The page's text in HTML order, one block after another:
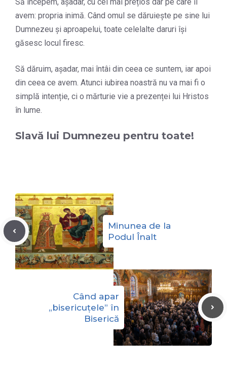
avem: propria inimă. Când omul se dăruiește pe sine lui
Dumnezeu și aproapelui, toate celelalte daruri își
găsesc locul firesc.
Să dăruim, așadar, mai întâi din ceea ce suntem, iar apoi
din ceea ce avem. Atunci iubirea noastră nu va mai fi o
simplă intenție, ci o mărturie vie a prezenței lui Hristos
în lume.
Slavă lui Dumnezeu pentru toate!
Minunea de la
Podul Înalt
Când apar
„bisericuțele” în
Biserică